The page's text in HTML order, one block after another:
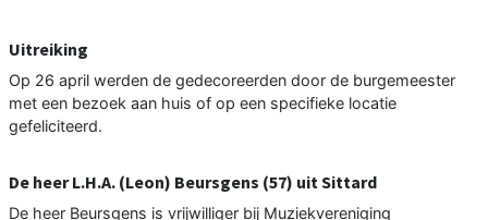
Uitreiking
Op 26 april werden de gedecoreerden door de burgemeester
met een bezoek aan huis of op een specifieke locatie
gefeliciteerd.
De heer L.H.A. (Leon) Beursgens (57) uit Sittard
De heer Beursgens is vrijwilliger bij Muziekvereniging